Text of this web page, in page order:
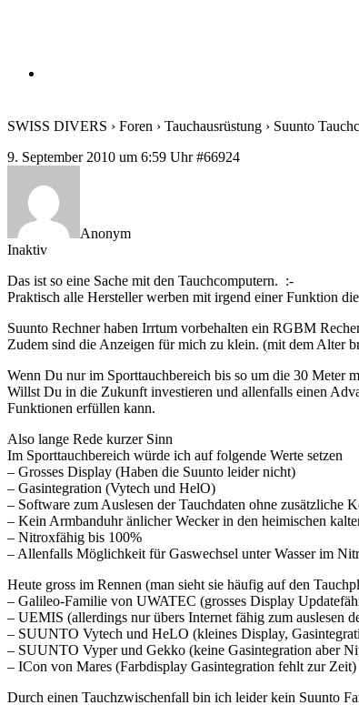
SWISS DIVERS › Foren › Tauchausrüstung › Suunto
9. September 2010 um 6:59 Uhr #66924
Anonym
Inaktiv
Das ist so eine Sache mit den Tauchcomputern. :-
Praktisch alle Hersteller werben mit irgend einer Funktion
Suunto Rechner haben Irrtum vorbehalten ein RGBM
Zudem sind die Anzeigen für mich zu klein. (mit dem Alter
Wenn Du nur im Sporttauchbereich bis so um die 30 Meter
Willst Du in die Zukunft investieren und allenfalls einen
Funktionen erfüllen kann.
Also lange Rede kurzer Sinn
Im Sporttauchbereich würde ich auf folgende Werte setzen
– Grosses Display (Haben die Suunto leider nicht)
– Gasintegration (Vytech und HelO)
– Software zum Auslesen der Tauchdaten ohne zusätzliche
– Kein Armbanduhr änlicher Wecker in den heimischen
– Nitroxfähig bis 100%
– Allenfalls Möglichkeit für Gaswechsel unter Wasser im
Heute gross im Rennen (man sieht sie häufig auf den
– Galileo-Familie von UWATEC (grosses Display
– UEMIS (allerdings nur übers Internet fähig zum auslesen
– SUUNTO Vytech und HeLO (kleines Display,
– SUUNTO Vyper und Gekko (keine Gasintegration aber
– ICon von Mares (Farbdisplay Gasintegration fehlt zur Zeit)
Durch einen Tauchzwischenfall bin ich leider kein Suunto